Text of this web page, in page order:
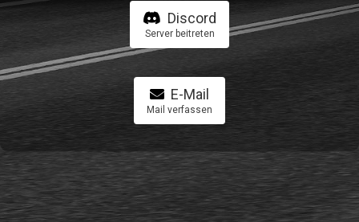
Discord
Server beitreten
E-Mail
Mail verfassen